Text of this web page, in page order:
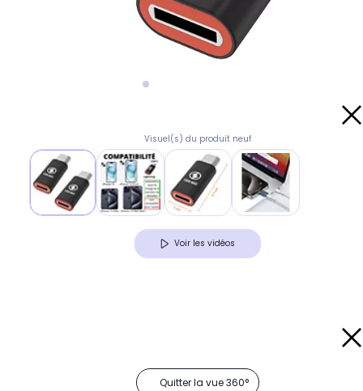
Visuel(s) du produit neuf
Voir les vidéos
Quitter la vue 360°